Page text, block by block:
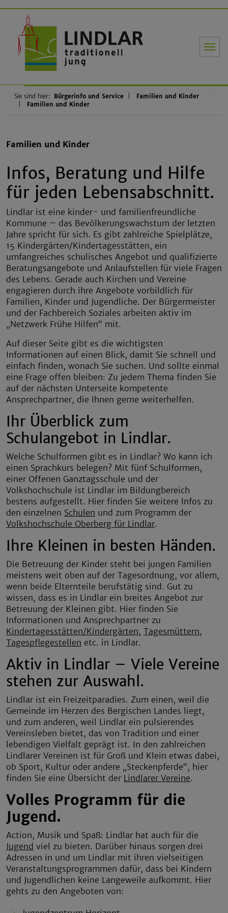
Sie sind hier: Bürgerinfo und Service
Familien und Kinder
Familien und Kinder
Familien und Kinder
Infos, Beratung und Hilfe
für jeden Lebensabschnitt.
Lindlar ist eine kinder- und familienfreundliche
Kommune – das Bevölkerungswachstum der letzten
Jahre spricht für sich. Es gibt zahlreiche Spielplätze,
15 Kindergärten/Kindertagesstätten, ein
umfangreiches schulisches Angebot und qualifizierte
Beratungsangebote und Anlaufstellen für viele Fragen
des Lebens. Gerade auch Kirchen und Vereine
engagieren durch ihre Angebote vorbildlich für
Familien, Kinder und Jugendliche. Der Bürgermeister
und der Fachbereich Soziales arbeiten aktiv im
„Netzwerk Frühe Hilfen“ mit.
Auf dieser Seite gibt es die wichtigsten
Informationen auf einen Blick, damit Sie schnell und
einfach finden, wonach Sie suchen. Und sollte einmal
eine Frage offen bleiben: Zu jedem Thema finden Sie
auf der nächsten Unterseite kompetente
Ansprechpartner, die Ihnen gerne weiterhelfen.
Ihr Überblick zum
Schulangebot in Lindlar.
Welche Schulformen gibt es in Lindlar? Wo kann ich
einen Sprachkurs belegen? Mit fünf Schulformen,
einer Offenen Ganztagsschule und der
Volkshochschule ist Lindlar im Bildungbereich
bestens aufgestellt. Hier finden Sie weitere Infos zu
den einzelnen Schulen und zum Programm der
Volkshochschule Oberberg für Lindlar.
Ihre Kleinen in besten Händen.
Die Betreuung der Kinder steht bei jungen Familien
meistens weit oben auf der Tagesordnung, vor allem,
wenn beide Elternteile berufstätig sind. Gut zu
wissen, dass es in Lindlar ein breites Angebot zur
Betreuung der Kleinen gibt. Hier finden Sie
Informationen und Ansprechpartner zu
Kindertagesstätten/Kindergärten, Tagesmüttern,
Tagespflegestellen etc. in Lindlar.
Aktiv in Lindlar – Viele Vereine
stehen zur Auswahl.
Lindlar ist ein Freizeitparadies. Zum einen, weil die
Gemeinde im Herzen des Bergischen Landes liegt,
und zum anderen, weil Lindlar ein pulsierendes
Vereinsleben bietet, das von Tradition und einer
lebendigen Vielfalt geprägt ist. In den zahlreichen
Lindlarer Vereinen ist für Groß und Klein etwas dabei,
ob Sport, Kultur oder andere „Steckenpferde“, hier
finden Sie eine Übersicht der Lindlarer Vereine.
Volles Programm für die
Jugend.
Action, Musik und Spaß: Lindlar hat auch für die
Jugend viel zu bieten. Darüber hinaus sorgen drei
Adressen in und um Lindlar mit ihren vielseitigen
Veranstaltungsprogrammen dafür, dass bei Kindern
und Jugendlichen keine Langeweile aufkommt. Hier
gehts zu den Angeboten von: